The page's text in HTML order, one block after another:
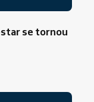
se tornou